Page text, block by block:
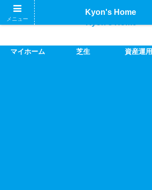
マイホーム 芝生 資産運用
メニュー
Kyon's Home